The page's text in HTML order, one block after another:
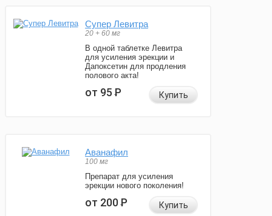
Супер Левитра
20 + 60 мг
В одной таблетке Левитра
для усиления эрекции и
Дапоксетин для продления
полового акта!
от 95Р Купить
Аванафил
100 мг
Препарат для усиления
эрекции нового поколения!
от 200Р Купить